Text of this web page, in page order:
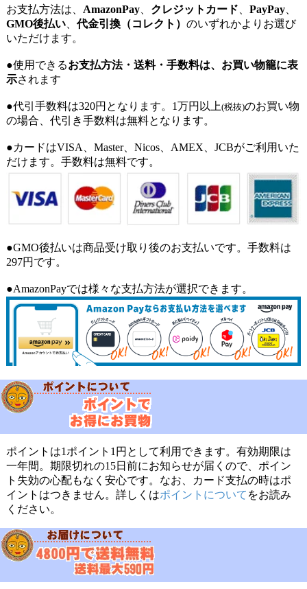
お支払方法は、 AmazonPay、 クレジットカード PayPay、
GMO後払い、代金引換（コレクト） のいずれかよりお選び
いただけます。
●使用できるお支払方法・送料・手数料は、お買い物籠に表
示されます
●代引手数料は320円となります。1万円以上(税抜)のお買い物
の場合、代引き手数料は無料となります。
●カードはVISA、Master、Nicos、AMEX、JCBがご利用いた
だけます。手数料は無料です。
●GMO後払いは商品受け取り後のお支払いです。手数料は
297円です。
●AmazonPayでは様々な支払方法が選択できます。
ポイントは1ポイント1円として利用できます。有効期限は
一年間。期限切れの15日前にお知らせが届くので、ポイン
ト失効の心配もなく安心です。なお、カード支払の時はポ
イントはつきません。詳しくはポイントについて をお読み
ください。